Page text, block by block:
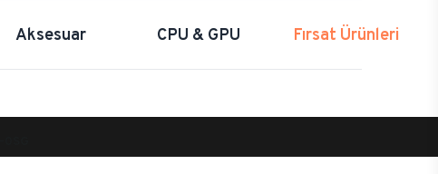
Aksesuar CPU & GPU Fırsat Ürünleri